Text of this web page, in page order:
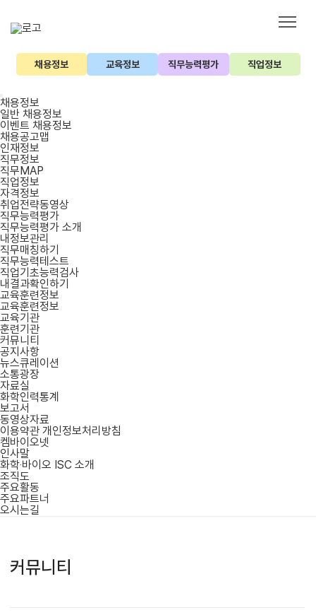
채용정보 교육정보 직무능력평가 직업정보
채용정보
일반 채용정보
이벤트 채용정보
채용공고맵
인재정보
직무정보
직무MAP
직업정보
자격정보
취업전략동영상
직무능력평가
직무능력평가 소개
내정보관리
직무매칭하기
직무능력테스트
직업기초능력검사
내결과확인하기
교육훈련정보
교육훈련정보
교육기관
훈련기관
커뮤니티
공지사항
뉴스큐레이션
소통광장
자료실
화학인력통계
보고서
동영상자료
이용약관 개인정보처리방침
켐바이오넷
인사말
화학‧바이오 ISC 소개
조직도
주요활동
주요파트너
오시는길
커뮤니티